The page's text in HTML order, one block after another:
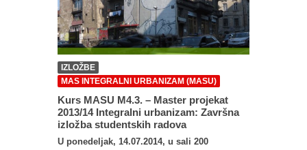
IZLOŽBE
MAS INTEGRALNI URBANIZAM (MASU)
Kurs MASU M4.3. – Master projekat
2013/14 Integralni urbanizam: Završna
izložba studentskih radova
U ponedeljak, 14.07.2014, u sali 200